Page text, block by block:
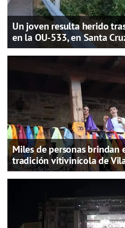
Un joven resulta herido
en la OU-533, en Santa
Miles de personas brindan
tradición vitivinícola de